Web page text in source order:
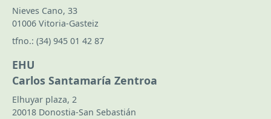
Nieves Cano, 33
01006 Vitoria-Gasteiz
tfno.: (34) 945 01 42 87
EHU
Carlos Santamaría Zentroa
Elhuyar plaza, 2
20018 Donostia-San Sebastián